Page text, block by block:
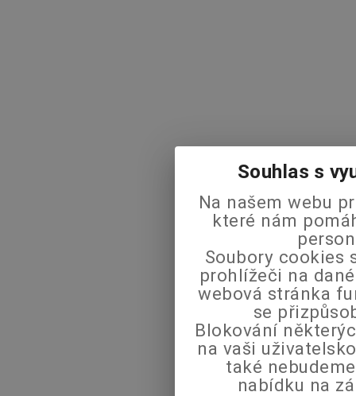
Souhlas s
Na našem webu
které nám
Soubory cookies
prohlížeči na
webová stránka
se
Blokování
na vaši
také
nabídku na